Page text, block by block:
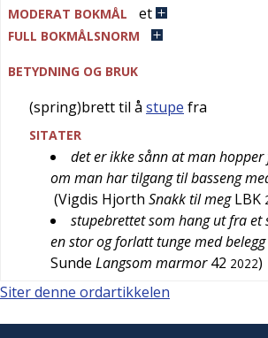
MODERAT BOKMÅL et
FULL BOKMÅLSNORM
BETYDNING OG BRUK
(spring)brett til å stupe fra
SITATER
det er ikke sånn at man
om man har tilgang til basseng
(Vigdis Hjorth Snakk til meg LBK
stupebrettet som hang ut fra et
en stor og forlatt tunge med belegg
Sunde Langsom marmor 42 2022)
Siter denne ordartikkelen